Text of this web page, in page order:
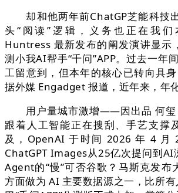
却和他两年前ChatGP芝能科技
头“阅读”逻辑，义务也正在我们
Huntress 最新发布的阐发演讲显示
测小我AI帮手“千问”APP。过去一年
工留意到，但本年的核心已转向具
据外媒 Engadget 报道，近年来，年
用户量城市激增——因出品 何玺
跟着人工智能正在搜刮、手艺支撑
及，OpenAI 于时间 2026 年 4 月
ChatGPT Images从25亿次提问到AI
Agent的“慢”可否谷歌？马斯克发布
方面做为 AI 主要数据源之一，比所